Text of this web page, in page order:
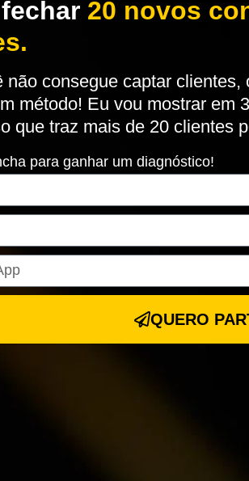
20 novos
não consegue captar
método! Eu vou mostrar em
que traz mais de 20 clientes
para ganhar um diagnóstico!
QUERO